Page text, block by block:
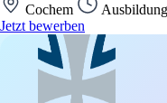
Cochem Ausbildung
Jetzt bewerben